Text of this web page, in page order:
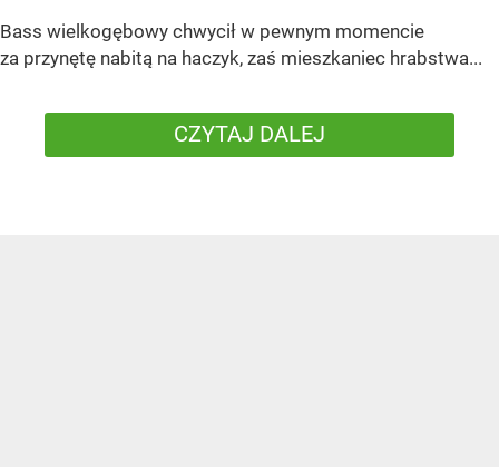
Bass wielkogębowy chwycił w pewnym momencie
za przynętę nabitą na haczyk, zaś mieszkaniec hrabstwa...
CZYTAJ DALEJ